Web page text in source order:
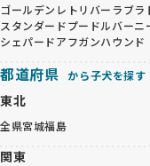
ゴールデンレトリバー ラブラ
スタンダードプードルバーニ
シェパードアフガンハウンド
都道府県 から子犬を探す
東北
全県宮城福島
関東